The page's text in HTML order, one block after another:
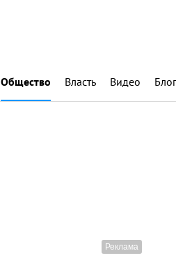
Общество Власть Видео